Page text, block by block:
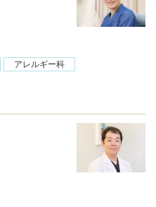
アレルギー科